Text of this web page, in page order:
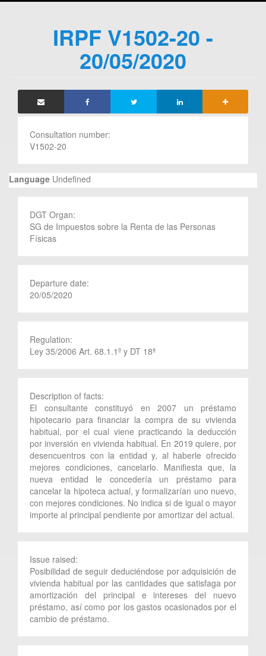
IRPF V1502-20 -
20/05/2020
Consultation number:
V1502-20
Language Undefined
DGT Organ:
SG de Impuestos sobre la Renta de las Personas
Físicas
Departure date:
20/05/2020
Regulation:
Ley 35/2006 Art. 68.1.1º y DT 18ª
Description of facts:
El consultante constituyó en 2007 un préstamo
hipotecario para financiar la compra de su vivienda
habitual, por el cual viene practicando la deducción
por inversión en vivienda habitual. En 2019 quiere, por
desencuentros con la entidad y, al haberle ofrecido
mejores condiciones, cancelarlo. Manifiesta que, la
nueva entidad le concedería un préstamo para
cancelar la hipoteca actual, y formalizarían uno nuevo,
con mejores condiciones. No indica si de igual o mayor
importe al principal pendiente por amortizar del actual.
Issue raised:
Posibilidad de seguir deduciéndose por adquisición de
vivienda habitual por las cantidades que satisfaga por
amortización del principal e intereses del nuevo
préstamo, así como por los gastos ocasionados por el
cambio de préstamo.